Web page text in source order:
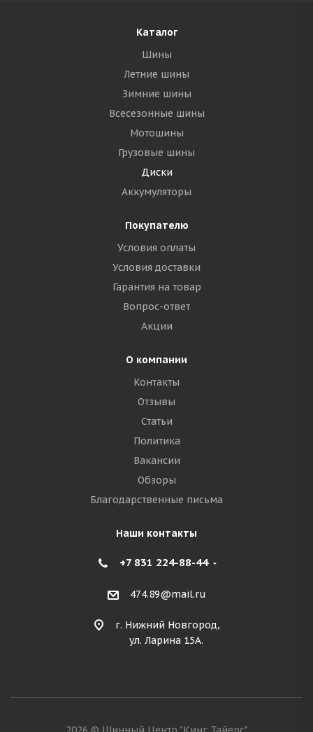
Каталог
Шины
Летние шины
Зимние шины
Всесезонные шины
Мотошины
Грузовые шины
Диски
Аккумуляторы
Покупателю
Условия оплаты
Условия доставки
Гарантия на товар
Вопрос-ответ
Акции
О компании
Контакты
Отзывы
Статьи
Политика
Вакансии
Обзоры
Благодарственные письма
Наши контакты
+7 831 224-88-44
474.89@mail.ru
г. Нижний Новгород,
ул. Ларина 15А.